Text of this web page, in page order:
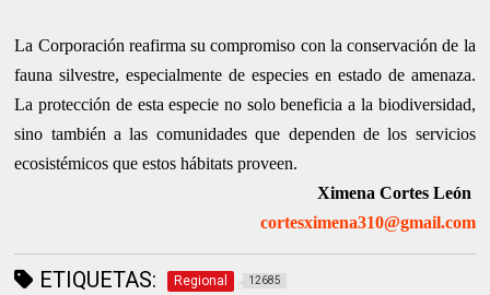
La Corporación reafirma su compromiso con la conservación de la
fauna silvestre, especialmente de especies en estado de amenaza.
La protección de esta especie no solo beneficia a la biodiversidad,
sino también a las comunidades que dependen de los servicios
ecosistémicos que estos hábitats proveen.
Ximena Cortes León
cortesximena310@gmail.com
ETIQUETAS: Regional 12685